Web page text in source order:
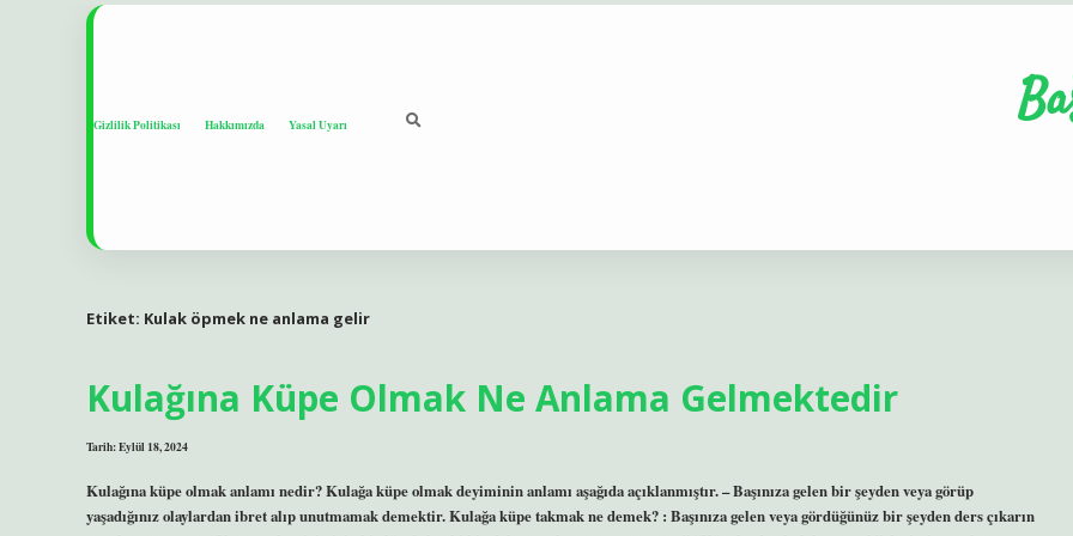
Gizlilik Politikası Hakkımızda Yasal Uyarı
Etiket: Kulak öpmek ne anlama gelir
Kulağına Küpe Olmak Ne Anlama Gelmektedir
Tarih: Eylül 18, 2024
Kulağına küpe olmak anlamı nedir? Kulağa küpe olmak deyiminin anlamı aşağıda açıklanmıştır. – Başınıza gelen bir şeyden veya görüp
yaşadığınız olaylardan ibret alıp unutmamak demektir. Kulağa küpe takmak ne demek? : Başınıza gelen veya gördüğünüz bir şeyden ders çıkarın